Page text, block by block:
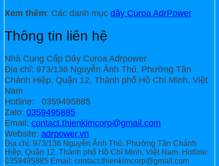
Xem thêm: Các danh mục dây Curoa AdrPower
Thông tin liên hệ
Nhà Cung Cấp Dây Curoa Adrpower
Địa chỉ: 973/136 Nguyễn Ảnh Thủ, Phường Tân
Chánh Hiệp, Quận 12, Thành phố Hồ Chí Minh, Việt
Nam
Hotline: 0359495885
Zalo: 0359495885
Email: contact.thienkimcorp@gmail.com
Website: adrpower.vn
Địa chỉ: 973/136 Nguyễn Ảnh Thủ, Phường Tân Chánh
Hiệp, Quận 12, Thành phố Hồ Chí Minh, Việt Nam. Hotline:
0359495885 Email: contact.thienkimcorp@gmail.com